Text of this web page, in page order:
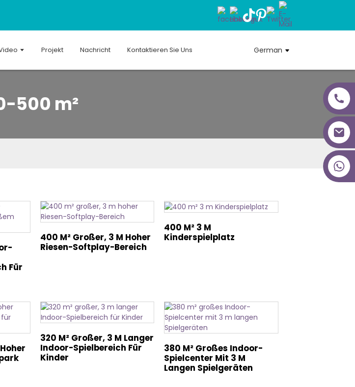
Projekt Nachricht Kontaktieren Sie Uns German
500 m²
Für
400 M² Großer, 3 M Hoher
Riesen-Softplay-Bereich
400 M² 3 M
Kinderspielplatz
320 M² Großer, 3 M Langer
Indoor-Spielbereich Für
Kinder
380 M² Großes Indoor-
Spielcenter Mit 3 M
Langen Spielgeräten